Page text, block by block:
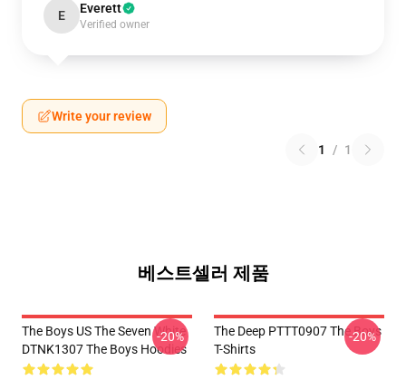
E Everett
Verified owner
Write your review
1 / 1
베스트셀러 제품
The Boys US The Seven White
DTNK1307 The Boys Hoodies
-20%
The Deep PTTT0907 The Boys
T-Shirts
-20%